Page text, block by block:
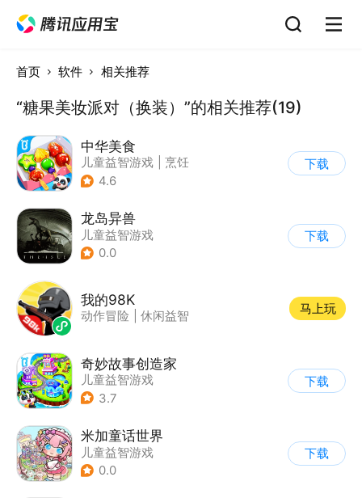
首页 软件 相关推荐
“糖果美妆派对（换装）”的相关推荐(19)
中华美食
儿童益智游戏
烹饪
4.6
下载
龙岛异兽
儿童益智游戏
0.0
下载
我的98K
动作冒险 休闲益智
马上玩
奇妙故事创造家
儿童益智游戏
3.7
下载
米加童话世界
儿童益智游戏
0.0
下载